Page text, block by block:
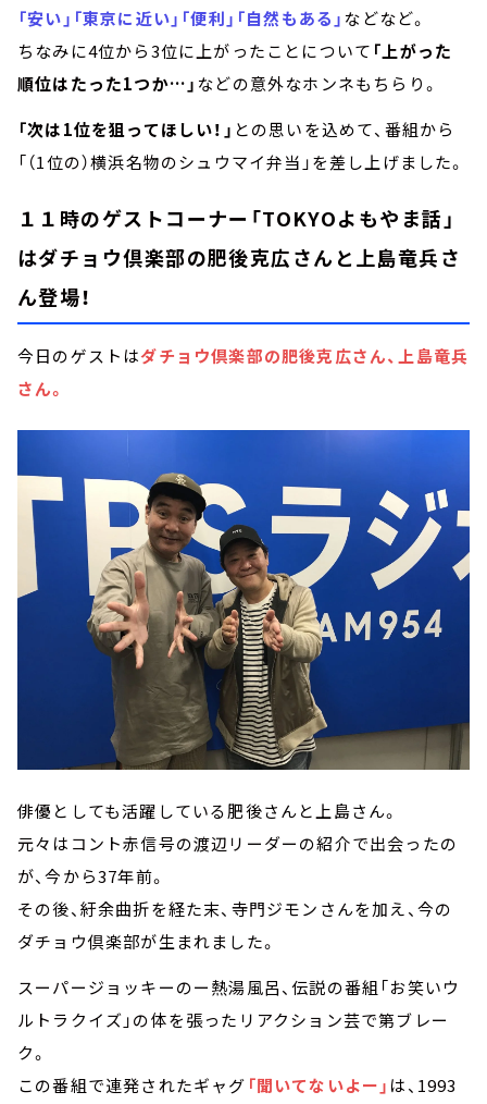
「安い」「東京に近い」「便利」「自然もある」 などなど。
ちなみに4位から3位に上がったことについて 「上がった
順位はたった1つか…」 などの意外なホンネもちらり。
「次は1位を狙ってほしい！」 との思いを込めて、番組から
「（1位の）横浜名物のシュウマイ弁当」を差し上げました。
１１時のゲストコーナー「TOKYOよもやま話」
はダチョウ倶楽部の肥後克広さんと上島竜兵さ
ん登場！
今日のゲストはダチョウ倶楽部の肥後克広さん、上島竜兵
さん。
俳優としても活躍している肥後さんと上島さん。
元々はコント赤信号の渡辺リーダーの紹介で出会ったの
が、今から37年前。
その後、紆余曲折を経た末、寺門ジモンさんを加え、今の
ダチョウ倶楽部が生まれました。
スーパージョッキーのー熱湯風呂、伝説の番組「お笑いウ
ルトラクイズ」の体を張ったリアクション芸で第ブレー
ク。
この番組で連発されたギャグ 「聞いてないよー」 は、1993